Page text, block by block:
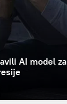
AI model za